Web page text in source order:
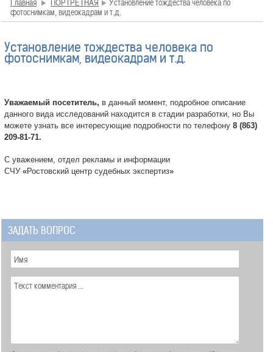
фотоснимкам, видеокадрам и т.д.
Установление тождества человека по
фотоснимкам, видеокадрам и т.д.
Уважаемый посетитель, в данный момент, подробное описание
данного вида исследований находится в стадии разработки, но Вы
можете узнать все интересующие подробности по телефону 8 (863)
209-81-71.
С уважением, отдел рекламы и информации
СЧУ «Ростовский центр судебных экспертиз»
ЗАДАТЬ ВОПРОС